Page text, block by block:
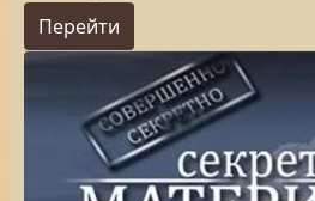
Перейти